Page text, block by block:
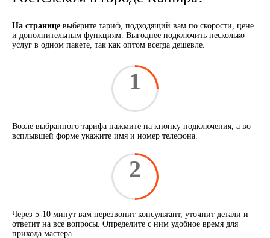
На странице выберите тариф, подходящий вам по скорости, цене
и дополнительным функциям. Выгоднее подключить несколько
услуг в одном пакете, так как оптом всегда дешевле.
1
Возле выбранного тарифа нажмите на кнопку подключения, а во
всплывшей форме укажите имя и номер телефона.
2
Через 5-10 минут вам перезвонит консультант, уточнит детали и
ответит на все вопросы. Определите с ним удобное время для
прихода мастера.